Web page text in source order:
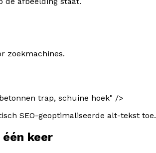
zoekmachines.
trap, schuine hoek" />
SEO-geoptimaliseerde alt-tekst toe.
keer